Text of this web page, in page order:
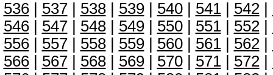
536| 537| 538| 539| 540| 541| 542|
546| 547| 548| 549| 550| 551| 552|
556| 557| 558| 559| 560| 561| 562|
566| 567| 568| 569| 570| 571| 572|